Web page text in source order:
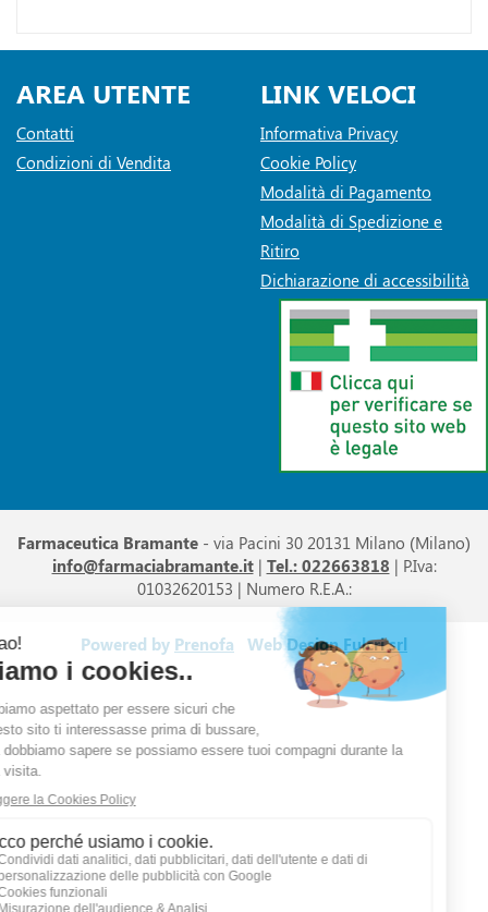
AREA UTENTE
Contatti
Condizioni di Vendita
LINK VELOCI
Informativa Privacy
Cookie Policy
Modalità di Pagamento
Modalità di Spedizione e
Ritiro
Dichiarazione di accessibilità
Farmaceutica Bramante - via Pacini 30 20131 Milano (Milano)
info@farmaciabramante.it| Tel.: 022663818 | P.Iva:
01032620153 | Numero R.E.A.:
Powered by Prenofa Web DesignFulcri srl